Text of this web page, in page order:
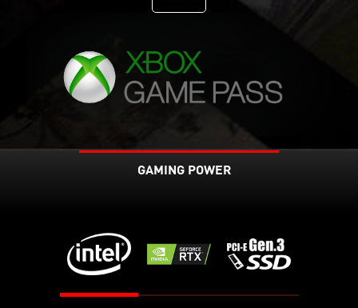
GAMING POWER